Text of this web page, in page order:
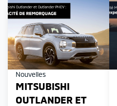
Nouvelles
MITSUBISHI
OUTLANDER ET